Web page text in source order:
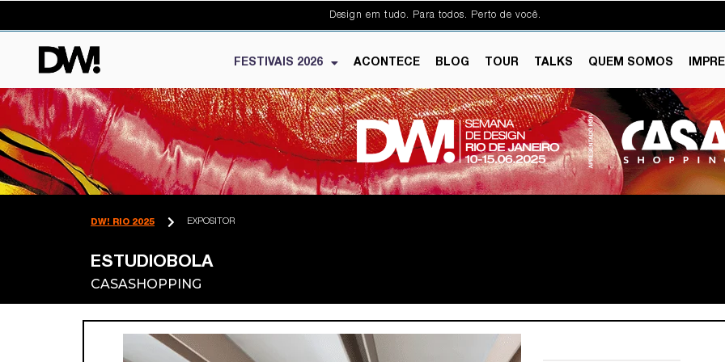
Design em tudo. Para todos. Perto de você.
FESTIVAIS 2026 ACONTECE BLOG TOUR TALKS QUEM SOMOS
DW! RIO 2025 EXPOSITOR
ESTUDIOBOLA
CASASHOPPING